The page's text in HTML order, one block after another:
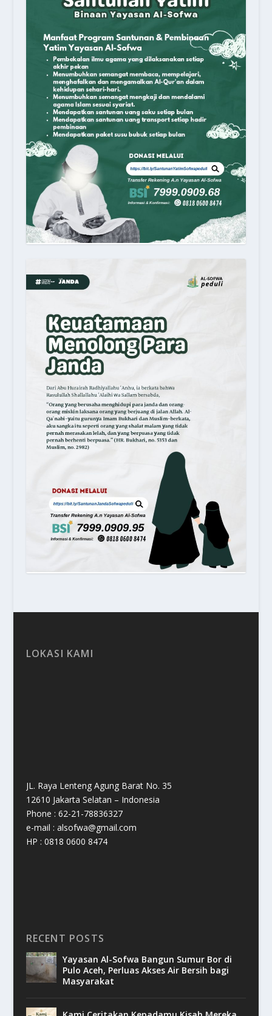
LOKASI KAMI
JL. Raya Lenteng Agung Barat No. 35
12610 Jakarta Selatan – Indonesia
Phone : 62-21-78836327
e-mail : alsofwa@gmail.com
HP : 0818 0600 8474
RECENT POSTS
Yayasan Al-Sofwa Bangun Sumur Bor di
Pulo Aceh, Perluas Akses Air Bersih bagi
Masyarakat